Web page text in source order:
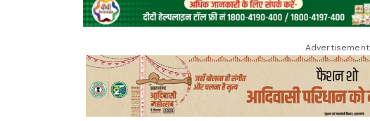
Advertisement